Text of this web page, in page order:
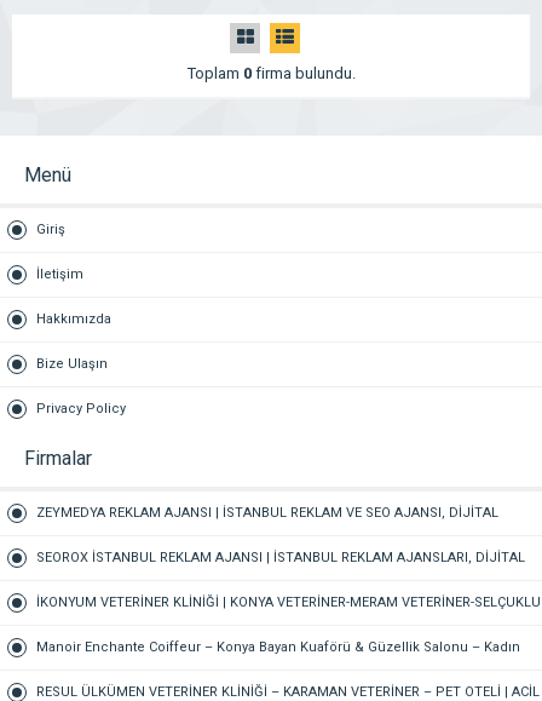
Toplam 0firma bulundu.
Menü
Giriş
İletişim
Hakkımızda
Bize Ulaşın
Privacy Policy
Firmalar
ZEYMEDYA REKLAM AJANSI | İSTANBUL REKLAM VE SEO AJANSI, DİJİTAL
PAZARLAMA AJANSI, SOSYAL MEDYA AJANSI, 360 REKLAM
SEOROX İSTANBUL REKLAM AJANSI | İSTANBUL REKLAM AJANSLARI, DİJİTAL
PAZARLAMA AJANSI, SEO AJANSI & SOSYAL MEDYA AJANSI
İKONYUM VETERİNER KLİNİĞİ | KONYA VETERİNER-MERAM VETERİNER-SELÇUKLU
VETERİNER-KARATAY | ACİL-7/24 NÖBETÇİ VETERİNER KLİNİĞİ
Manoir Enchante Coiffeur – Konya Bayan Kuaförü & Güzellik Salonu – Kadın
Kuaförü – Meram Kuaför – Bayan Kuaförü – Konya Kuaför
RESUL ÜLKÜMEN VETERİNER KLİNİĞİ – KARAMAN VETERİNER – PET OTELİ | ACİL